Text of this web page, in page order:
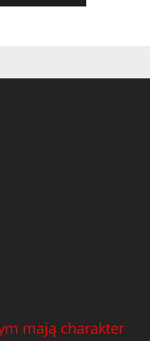
mają charakter